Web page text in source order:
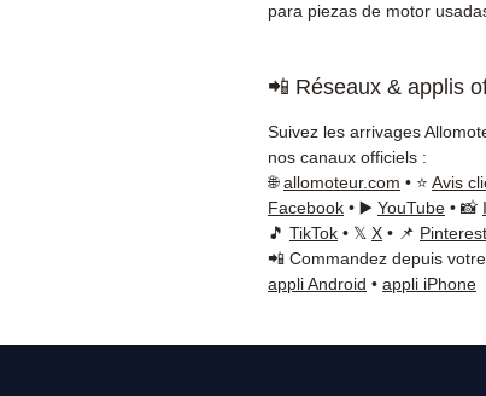
para piezas de motor
📲 Réseaux & applis
Suivez les arrivages
nos canaux officiels :
🌐allomoteur.com • ⭐ Avis
Facebook • ▶️ YouTube • 📸
🎵 TikTok • 𝕏 X • 📌 Pinterest
📲 Commandez depuis
appli Android • appli iPhone